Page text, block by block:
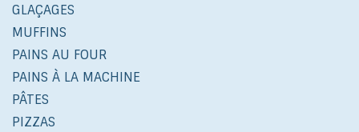
GLAÇAGES
MUFFINS
PAINS AU FOUR
PAINS À LA MACHINE
PÂTES
PIZZAS